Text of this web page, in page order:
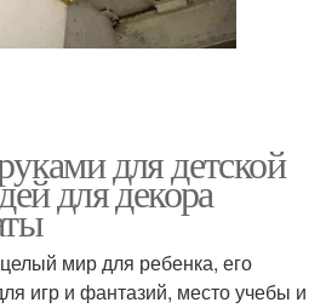
для детской
для декора
мир для ребенка, его
игр и фантазий, место учебы и